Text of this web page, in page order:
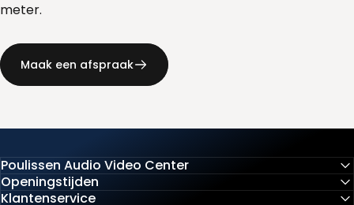
meter.
Maak een afspraak
Poulissen Audio Video Center
Openingstijden
Klantenservice